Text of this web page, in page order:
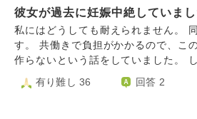
ば良いのか等色々考えてしまっており
けますと幸いです。
彼女が過去に妊娠中絶していまし
私にはどうしても耐えられません。
す。 共働きで負担がかかるので、こ
作らないという話をしていました。
過去に元彼に孕まされて中絶してい
彼女のことは好きですが、正直別れ
有り難し 36 回答 2